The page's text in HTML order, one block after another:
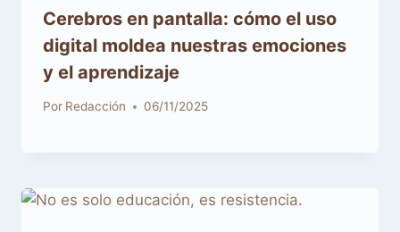
Cerebros en pantalla: cómo el uso
digital moldea nuestras emociones
y el aprendizaje
Por Redacción 06/11/2025